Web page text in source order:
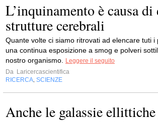
L’inquinamento è causa
strutture cerebrali
Quante volte ci siamo ritrovati ad elencare tuti i
una continua esposizione a smog e polveri
nostro organismo.
Leggere il seguito
Da Laricercascientifica
RICERCA SCIENZE
Anche le galassie